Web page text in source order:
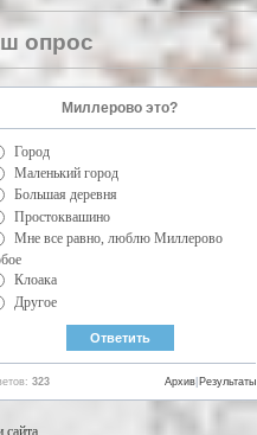
опрос
Миллерово это?
Город
Маленький город
Большая деревня
Простоквашино
Мне все равно, люблю Миллерово
Клоака
Другое
323 Результаты
Архив
сайта